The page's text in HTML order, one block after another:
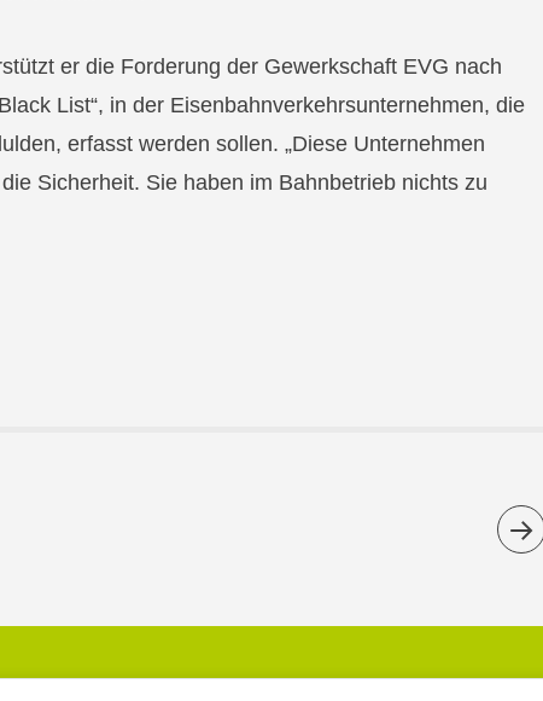
er die Forderung der Gewerkschaft EVG nach
List“, in der Eisenbahnverkehrsunternehmen, die
erfasst werden sollen. „Diese Unternehmen
Sicherheit. Sie haben im Bahnbetrieb nichts zu